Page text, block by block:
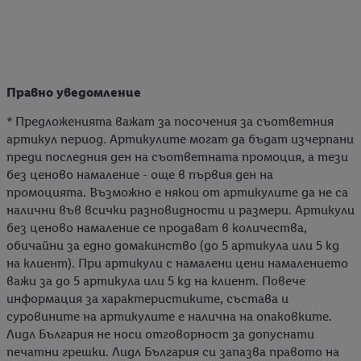
Правно уведомление
* Предложенията важат за посочения за съответния
артикул период. Артикулите могат да бъдат изчерпани
преди последния ден на съответната промоция, а тези
без ценово намаление - още в първия ден на
промоцията. Възможно е някои от артикулите да не са
налични във всички разновидности и размери. Артикули
без ценово намаление се продават в количества,
обичайни за едно домакинство (до 5 артикула или 5 kg
на клиент). При артикули с намалени цени намалението
важи за до 5 артикула или 5 kg на клиент. Повече
информация за характеристиките, състава и
суровините на артикулите е налична на опаковките.
Лидл България не носи отговорност за допуснати
печатни грешки. Лидл България си запазва правото на